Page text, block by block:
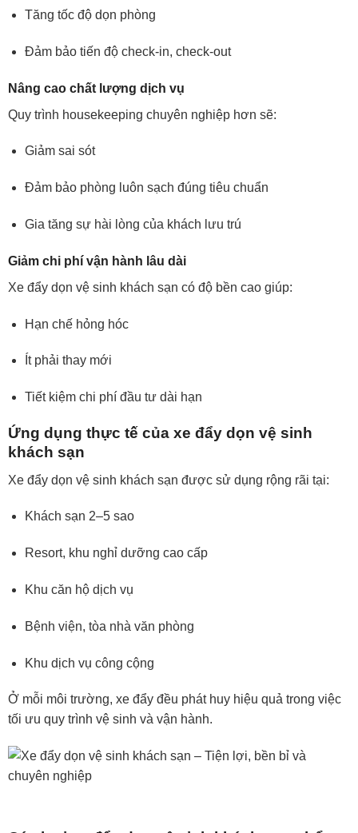
Tăng tốc độ dọn phòng
Đảm bảo tiến độ check-in, check-out
Nâng cao chất lượng dịch vụ
Quy trình housekeeping chuyên nghiệp hơn sẽ:
Giảm sai sót
Đảm bảo phòng luôn sạch đúng tiêu chuẩn
Gia tăng sự hài lòng của khách lưu trú
Giảm chi phí vận hành lâu dài
Xe đẩy dọn vệ sinh khách sạn có độ bền cao giúp:
Hạn chế hỏng hóc
Ít phải thay mới
Tiết kiệm chi phí đầu tư dài hạn
Ứng dụng thực tế của xe đẩy dọn vệ sinh
khách sạn
Xe đẩy dọn vệ sinh khách sạn được sử dụng rộng rãi tại:
Khách sạn 2–5 sao
Resort, khu nghỉ dưỡng cao cấp
Khu căn hộ dịch vụ
Bệnh viện, tòa nhà văn phòng
Khu dịch vụ công cộng
Ở mỗi môi trường, xe đẩy đều phát huy hiệu quả trong việc
tối ưu quy trình vệ sinh và vận hành.